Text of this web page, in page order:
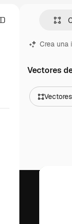
Crea una
Vectores
Vectores
Vídeos
Plantillas